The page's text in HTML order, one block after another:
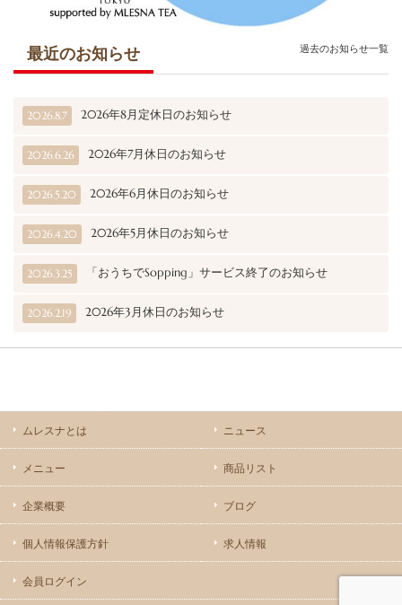
最近のお知らせ
2026.8.7 2026年8月定休日のお知らせ
2026.6.26 2026年7月休日のお知らせ
2026.5.20 2026年6月休日のお知らせ
2026.4.20 2026年5月休日のお知らせ
2026.3.25 「おうちでSopping」サービス終了のお知らせ
2026.2.19 2026年3月休日のお知らせ
過去のお知らせ一覧
ムレスナとは ニュース
メニュー 商品リスト
企業概要 ブログ
個人情報保護方針 求人情報
会員ログイン